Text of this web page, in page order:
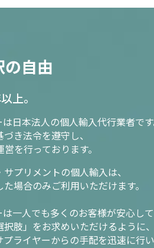
自由
上。
日本法人の個人輸入代行業者です
き法令を遵守し、
を行っております。
プリメントの個人輸入は、
場合のみご利用いただけます。
一人でも多くのお客様が安心して
択肢」をお求めいただけるように、
ライヤーからの手配を迅速に行